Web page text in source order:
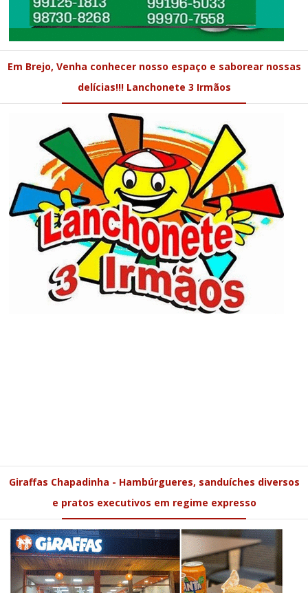
Em Brejo, Venha conhecer nosso espaço e saborear nossas
delícias!!! Lanchonete 3 Irmãos
Giraffas Chapadinha - Hambúrgueres, sanduíches diversos
e pratos executivos em regime expresso